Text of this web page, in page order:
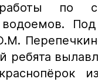
работы по
ребята